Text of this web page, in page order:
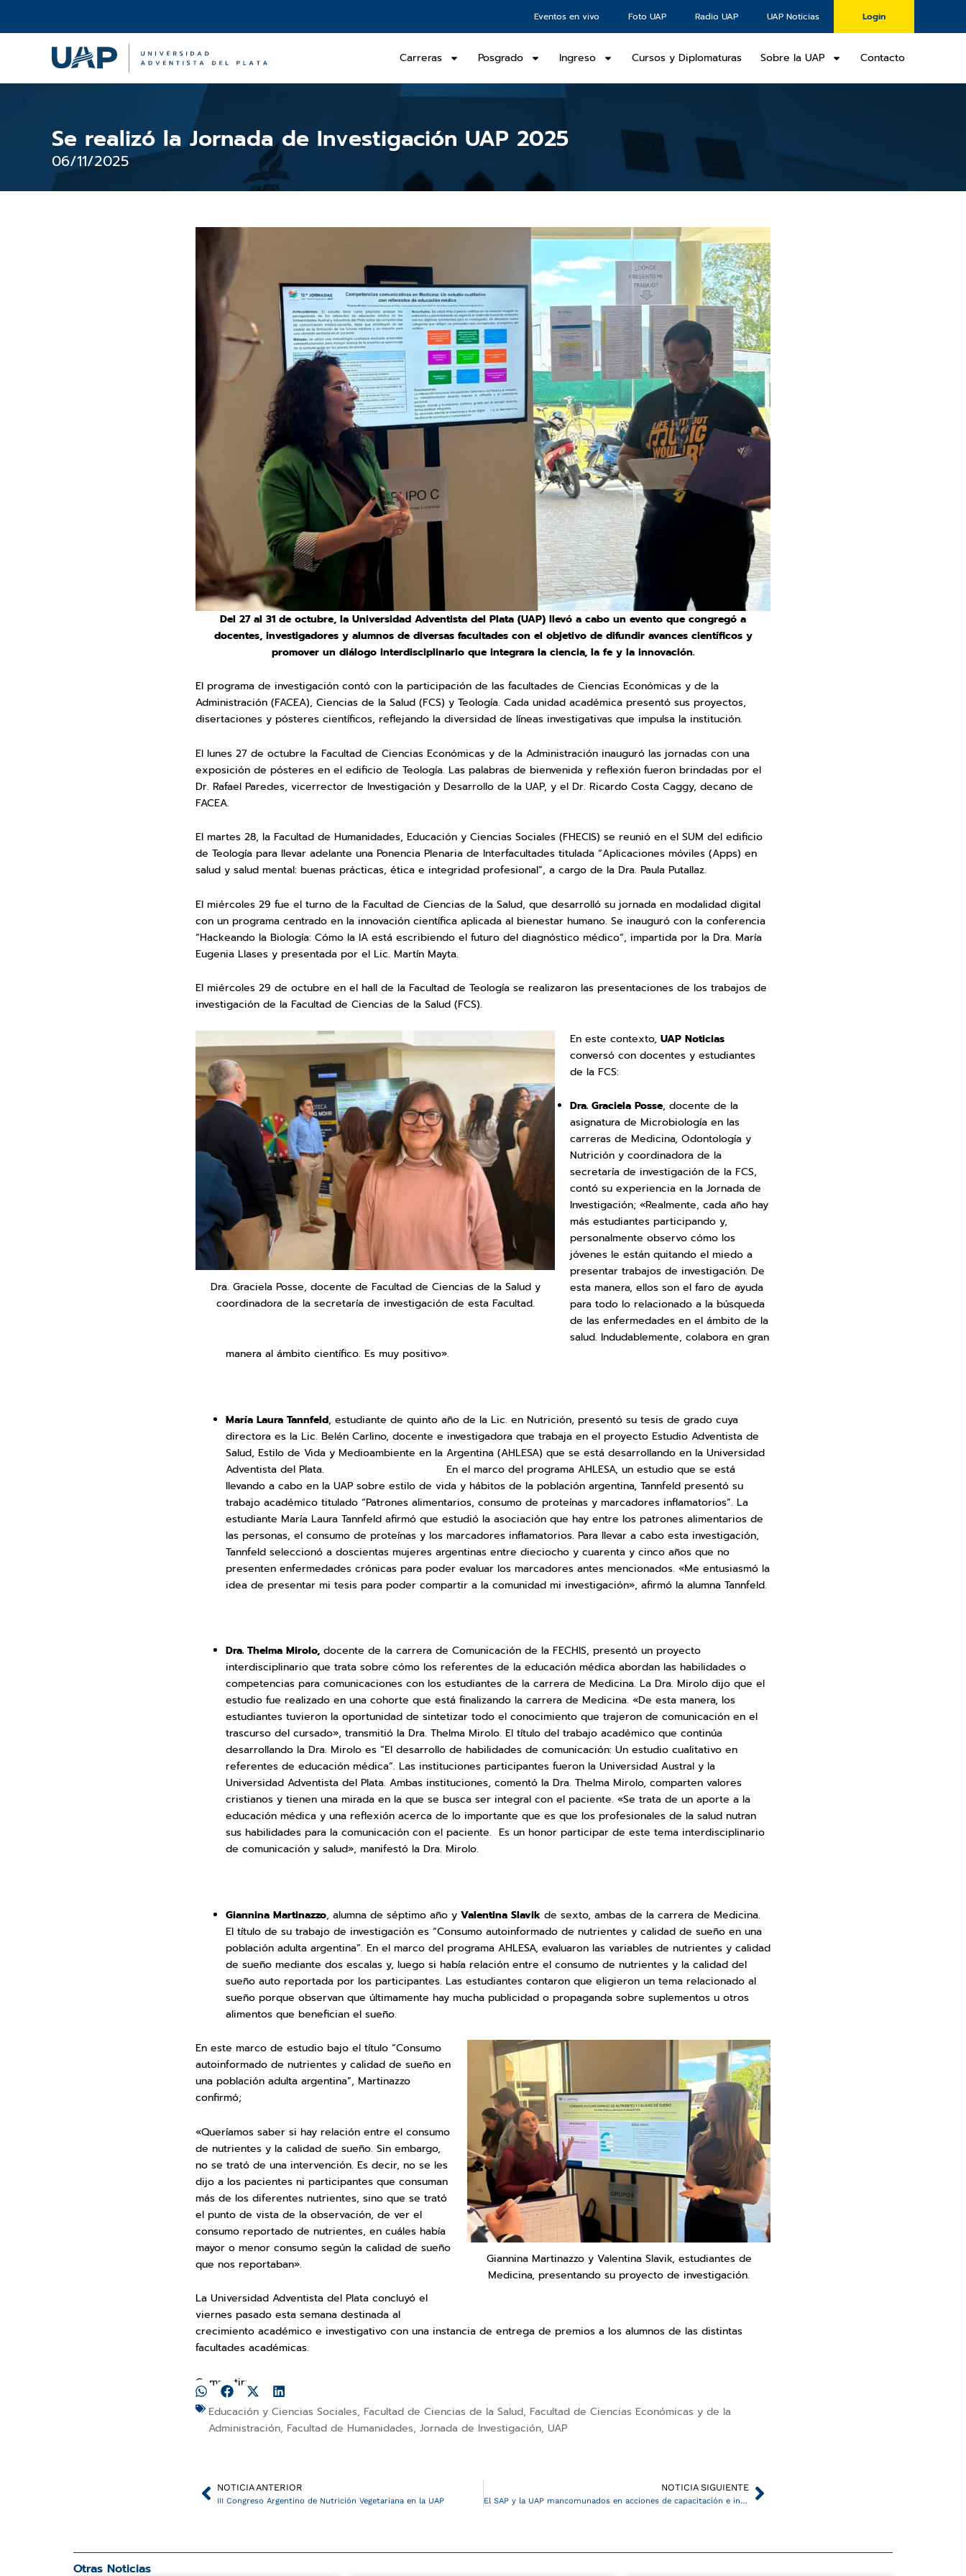
contenido
Eventos en vivo Foto UAP Radio UAP UAP Noticias Login
Carreras Posgrado Ingreso Cursos y Diplomaturas Sobre la UAP Contacto
Se realizó la Jornada de Investigación UAP 2025
06/11/2025
Del 27 al 31 de octubre, la Universidad Adventista del Plata (UAP) llevó a cabo un evento que congregó a
docentes, investigadores y alumnos de diversas facultades con el objetivo de difundir avances científicos y
promover un diálogo interdisciplinario que integrara la ciencia, la fe y la innovación.
El programa de investigación contó con la participación de las facultades de Ciencias Económicas y de la
Administración (FACEA), Ciencias de la Salud (FCS) y Teología. Cada unidad académica presentó sus proyectos,
disertaciones y pósteres científicos, reflejando la diversidad de líneas investigativas que impulsa la institución.
El lunes 27 de octubre la Facultad de Ciencias Económicas y de la Administración inauguró las jornadas con una
exposición de pósteres en el edificio de Teología. Las palabras de bienvenida y reflexión fueron brindadas por el
Dr. Rafael Paredes, vicerrector de Investigación y Desarrollo de la UAP, y el Dr. Ricardo Costa Caggy, decano de
FACEA.
El martes 28, la Facultad de Humanidades, Educación y Ciencias Sociales (FHECIS) se reunió en el SUM del edificio
de Teología para llevar adelante una Ponencia Plenaria de Interfacultades titulada “Aplicaciones móviles (Apps) en
salud y salud mental: buenas prácticas, ética e integridad profesional”, a cargo de la Dra. Paula Putallaz.
El miércoles 29 fue el turno de la Facultad de Ciencias de la Salud, que desarrolló su jornada en modalidad digital
con un programa centrado en la innovación científica aplicada al bienestar humano. Se inauguró con la conferencia
“Hackeando la Biología: Cómo la IA está escribiendo el futuro del diagnóstico médico”, impartida por la Dra. María
Eugenia Llases y presentada por el Lic. Martín Mayta.
El miércoles 29 de octubre en el hall de la Facultad de Teología se realizaron las presentaciones de los trabajos de
investigación de la Facultad de Ciencias de la Salud (FCS).
Dra. Graciela Posse, docente de Facultad de Ciencias de la Salud y
coordinadora de la secretaría de investigación de esta Facultad.
En este contexto, UAP Noticias
conversó con docentes y estudiantes
de la FCS:
Dra. Graciela Posse, docente de la
asignatura de Microbiología en las
carreras de Medicina, Odontología y
Nutrición y coordinadora de la
secretaría de investigación de la FCS,
contó su experiencia en la Jornada de
Investigación; «Realmente, cada año hay
más estudiantes participando y,
personalmente observo cómo los
jóvenes le están quitando el miedo a
presentar trabajos de investigación. De
esta manera, ellos son el faro de ayuda
para todo lo relacionado a la búsqueda
de las enfermedades en el ámbito de la
salud. Indudablemente, colabora en gran
manera al ámbito científico. Es muy positivo».
María Laura Tannfeld, estudiante de quinto año de la Lic. en Nutrición, presentó su tesis de grado cuya
directora es la Lic. Belén Carlino, docente e investigadora que trabaja en el proyecto Estudio Adventista de
Salud, Estilo de Vida y Medioambiente en la Argentina (AHLESA) que se está desarrollando en la Universidad
Adventista del Plata. En el marco del programa AHLESA, un estudio que se está
llevando a cabo en la UAP sobre estilo de vida y hábitos de la población argentina, Tannfeld presentó su
trabajo académico titulado “Patrones alimentarios, consumo de proteínas y marcadores inflamatorios”. La
estudiante María Laura Tannfeld afirmó que estudió la asociación que hay entre los patrones alimentarios de
las personas, el consumo de proteínas y los marcadores inflamatorios. Para llevar a cabo esta investigación,
Tannfeld seleccionó a doscientas mujeres argentinas entre dieciocho y cuarenta y cinco años que no
presenten enfermedades crónicas para poder evaluar los marcadores antes mencionados. «Me entusiasmó la
idea de presentar mi tesis para poder compartir a la comunidad mi investigación», afirmó la alumna Tannfeld.
Dra. Thelma Mirolo, docente de la carrera de Comunicación de la FECHIS, presentó un proyecto
interdisciplinario que trata sobre cómo los referentes de la educación médica abordan las habilidades o
competencias para comunicaciones con los estudiantes de la carrera de Medicina. La Dra. Mirolo dijo que el
estudio fue realizado en una cohorte que está finalizando la carrera de Medicina. «De esta manera, los
estudiantes tuvieron la oportunidad de sintetizar todo el conocimiento que trajeron de comunicación en el
trascurso del cursado», transmitió la Dra. Thelma Mirolo. El título del trabajo académico que continúa
desarrollando la Dra. Mirolo es “El desarrollo de habilidades de comunicación: Un estudio cualitativo en
referentes de educación médica”. Las instituciones participantes fueron la Universidad Austral y la
Universidad Adventista del Plata. Ambas instituciones, comentó la Dra. Thelma Mirolo, comparten valores
cristianos y tienen una mirada en la que se busca ser integral con el paciente. «Se trata de un aporte a la
educación médica y una reflexión acerca de lo importante que es que los profesionales de la salud nutran
sus habilidades para la comunicación con el paciente. Es un honor participar de este tema interdisciplinario
de comunicación y salud», manifestó la Dra. Mirolo.
Giannina Martinazzo, alumna de séptimo año y Valentina Slavik de sexto, ambas de la carrera de Medicina.
El título de su trabajo de investigación es “Consumo autoinformado de nutrientes y calidad de sueño en una
población adulta argentina”. En el marco del programa AHLESA, evaluaron las variables de nutrientes y calidad
de sueño mediante dos escalas y, luego si había relación entre el consumo de nutrientes y la calidad del
sueño auto reportada por los participantes. Las estudiantes contaron que eligieron un tema relacionado al
sueño porque observan que últimamente hay mucha publicidad o propaganda sobre suplementos u otros
alimentos que benefician el sueño.
Giannina Martinazzo y Valentina Slavik, estudiantes de
Medicina, presentando su proyecto de investigación.
En este marco de estudio bajo el título “Consumo
autoinformado de nutrientes y calidad de sueño en
una población adulta argentina”, Martinazzo
confirmó;
«Queríamos saber si hay relación entre el consumo
de nutrientes y la calidad de sueño. Sin embargo,
no se trató de una intervención. Es decir, no se les
dijo a los pacientes ni participantes que consuman
más de los diferentes nutrientes, sino que se trató
el punto de vista de la observación, de ver el
consumo reportado de nutrientes, en cuáles había
mayor o menor consumo según la calidad de sueño
que nos reportaban».
La Universidad Adventista del Plata concluyó el
viernes pasado esta semana destinada al
crecimiento académico e investigativo con una instancia de entrega de premios a los alumnos de las distintas
facultades académicas.
Compartir:
Educación y Ciencias Sociales, Facultad de Ciencias de la Salud, Facultad de Ciencias Económicas y de la
Administración, Facultad de Humanidades, Jornada de Investigación, UAP
AntNOTICIA ANTERIOR
III Congreso Argentino de Nutrición Vegetariana en la UAP
NOTICIA SIGUIENTE
El SAP y la UAP mancomunados en acciones de capacitación e investigaciónSiguiente
Otras Noticias